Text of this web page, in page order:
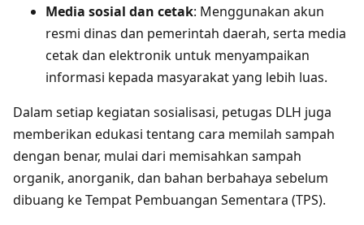
Media sosial dan cetak: Menggunakan akun
resmi dinas dan pemerintah daerah, serta media
cetak dan elektronik untuk menyampaikan
informasi kepada masyarakat yang lebih luas.
Dalam setiap kegiatan sosialisasi, petugas DLH juga
memberikan edukasi tentang cara memilah sampah
dengan benar, mulai dari memisahkan sampah
organik, anorganik, dan bahan berbahaya sebelum
dibuang ke Tempat Pembuangan Sementara (TPS).